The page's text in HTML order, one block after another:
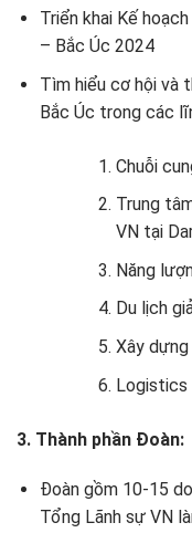
Triển khai Kế
– Bắc Úc 2024
Tìm hiểu cơ hội và
Bắc Úc trong các
Chuỗi
Trung
VN tại
Năng
Du lịch
Xây
Logistics
3. Thành phần Đoàn:
Đoàn gồm 10-15
Tổng Lãnh sự VN